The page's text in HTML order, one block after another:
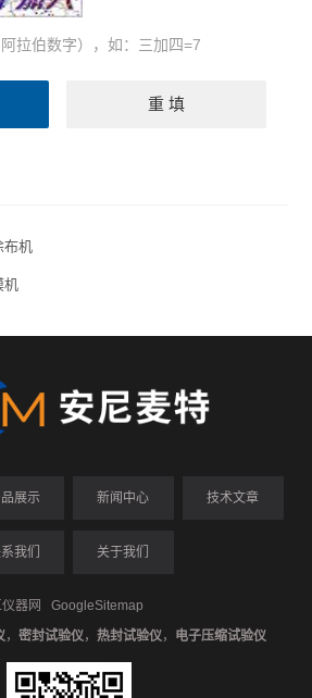
拉伯数字），如：三加四=7
布机
机
展示 新闻中心 技术文章
我们 关于我们
器网
GoogleSitemap
，密封试验仪，热封试验仪， 电子压缩试验仪